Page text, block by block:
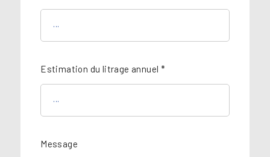
Estimation du litrage annuel *
Message